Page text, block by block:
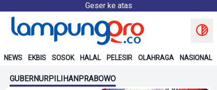
Geser ke atas
NEWS EKBIS SOSOK HALAL PELESIR OLAHRAGA NASIONAL
GUBERNURPILIHANPRABOWO